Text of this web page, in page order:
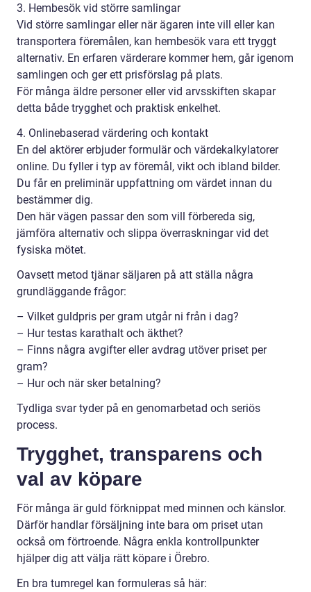
3. Hembesök vid större samlingar
Vid större samlingar eller när ägaren inte vill eller kan
transportera föremålen, kan hembesök vara ett tryggt
alternativ. En erfaren värderare kommer hem, går igenom
samlingen och ger ett prisförslag på plats.
För många äldre personer eller vid arvsskiften skapar
detta både trygghet och praktisk enkelhet.
4. Onlinebaserad värdering och kontakt
En del aktörer erbjuder formulär och värdekalkylatorer
online. Du fyller i typ av föremål, vikt och ibland bilder.
Du får en preliminär uppfattning om värdet innan du
bestämmer dig.
Den här vägen passar den som vill förbereda sig,
jämföra alternativ och slippa överraskningar vid det
fysiska mötet.
Oavsett metod tjänar säljaren på att ställa några
grundläggande frågor:
– Vilket guldpris per gram utgår ni från i dag?
– Hur testas karathalt och äkthet?
– Finns några avgifter eller avdrag utöver priset per
gram?
– Hur och när sker betalning?
Tydliga svar tyder på en genomarbetad och seriös
process.
Trygghet, transparens och
val av köpare
För många är guld förknippat med minnen och känslor.
Därför handlar försäljning inte bara om priset utan
också om förtroende. Några enkla kontrollpunkter
hjälper dig att välja rätt köpare i Örebro.
En bra tumregel kan formuleras så här: